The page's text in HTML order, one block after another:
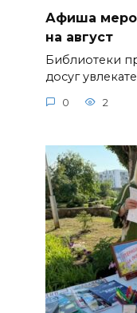
Афиша
на август
Библиотеки
досуг
0 2